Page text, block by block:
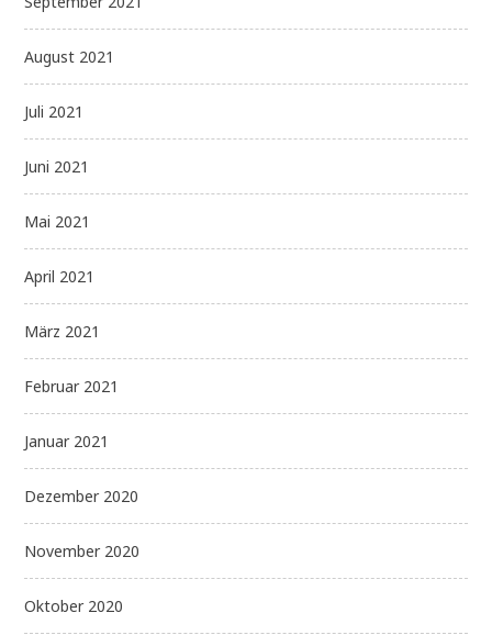
August 2021
Juli 2021
Juni 2021
Mai 2021
April 2021
März 2021
Februar 2021
Januar 2021
Dezember 2020
November 2020
Oktober 2020